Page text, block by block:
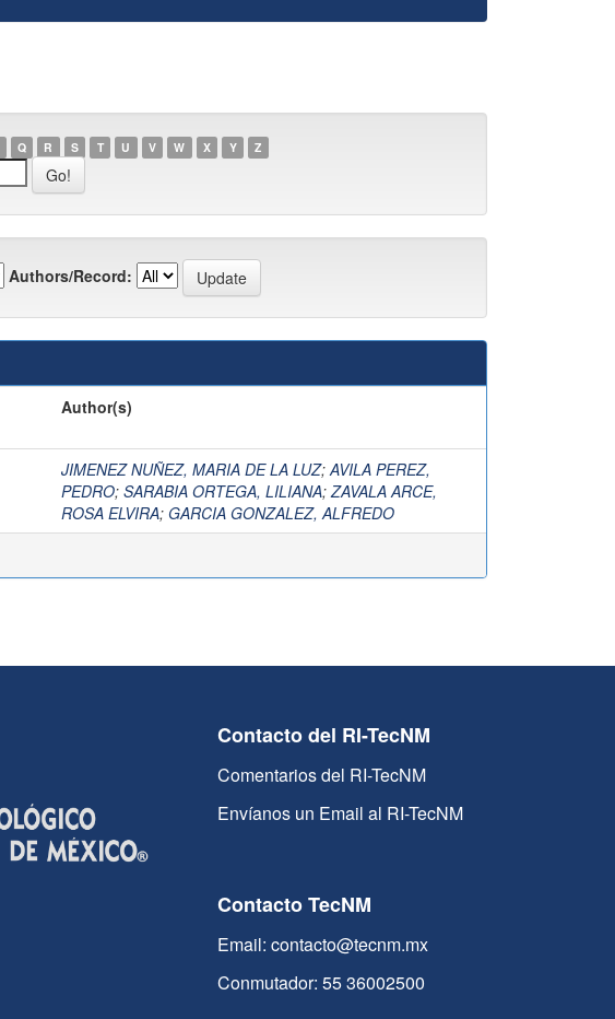
Q R S T U V W X Y Z
Authors/Record:
Author(s)
JIMENEZ NUÑEZ, MARIA DE LA LUZ;AVILA PEREZ,
PEDRO; SARABIA ORTEGA, LILIANA;ZAVALA ARCE,
ROSA ELVIRA; GARCIA GONZALEZ, ALFREDO
Contacto del RI-TecNM
Comentarios del RI-TecNM
Envíanos un Email al RI-TecNM
Contacto TecNM
Email: contacto@tecnm.mx
Conmutador: 55 36002500